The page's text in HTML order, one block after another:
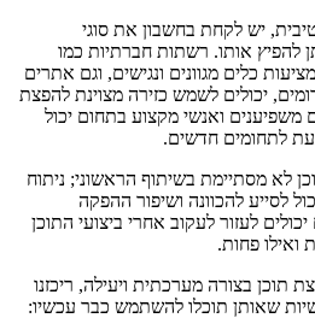
יש לקחת בחשבון את סוגי
להפיץ אותו. רשתות חברתיות כמו
כלים מגוונים ונגישים, וגם אתרים
יכולים לשמש כזירה מצוינת להפצת
משפיענים ואנשי מקצוע בתחום יכול
לתחומים חדשים.
לא מסתיימת בשיתוף הראשוני; ניתוח
לסייע להכוונה ושיפור ההפקה
לעזור לעקוב אחרי ביצועי התוכן
ואילו פחות.
תוכן בצורה מערכתית ויעילה, ריכזנו